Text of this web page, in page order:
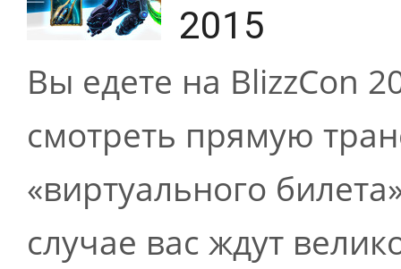
2015
Вы едете на BlizzCon
смотреть прямую
«виртуального
случае вас ждут